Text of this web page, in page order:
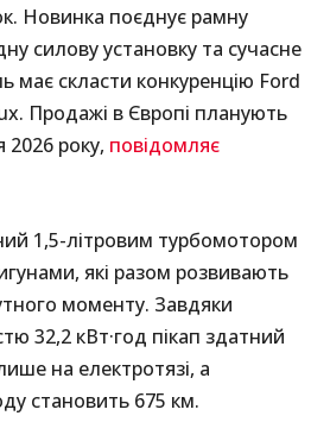
Новинка поєднує рамну
силову установку та сучасне
скласти конкуренцію Ford
Продажі в Європі планують
2026 року, повідомляє
1,5-літровим турбомотором
які разом розвивають
моменту. Завдяки
32,2 кВт·год пікап здатний
на електротязі, а
становить 675 км.